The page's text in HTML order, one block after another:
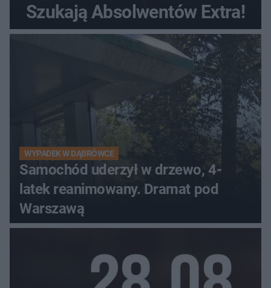
Szukają Absolwentów Extra!
WYPADEK W DĄBRÓWCE
Samochód uderzył w drzewo, 4-
latek reanimowany. Dramat pod
Warszawą